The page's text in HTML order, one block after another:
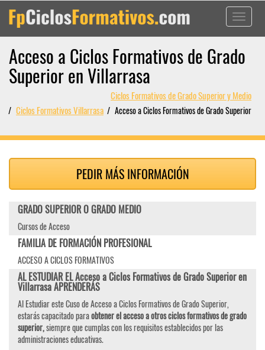
Toggle
Acceso a Ciclos Formativos de Grado
Superior en Villarrasa
Ciclos Formativos de Grado Superior y Medio
Ciclos Formativos Villarrasa
Acceso a Ciclos Formativos de Grado Superior
PEDIR MÁS INFORMACIÓN
GRADO SUPERIOR O GRADO MEDIO
Cursos de Acceso
FAMILIA DE FORMACIÓN PROFESIONAL
ACCESO A CICLOS FORMATIVOS
AL ESTUDIAR EL Acceso a Ciclos Formativos de Grado Superior en
Villarrasa APRENDERÁS
Al Estudiar este Cuso de Acceso a Ciclos Formativos de Grado Superior,
estarás capacitado paraobtener el acceso a otros ciclos formativos de grado
superior,siempre que cumplas con los requisitos establecidos por las
administraciones educativas.